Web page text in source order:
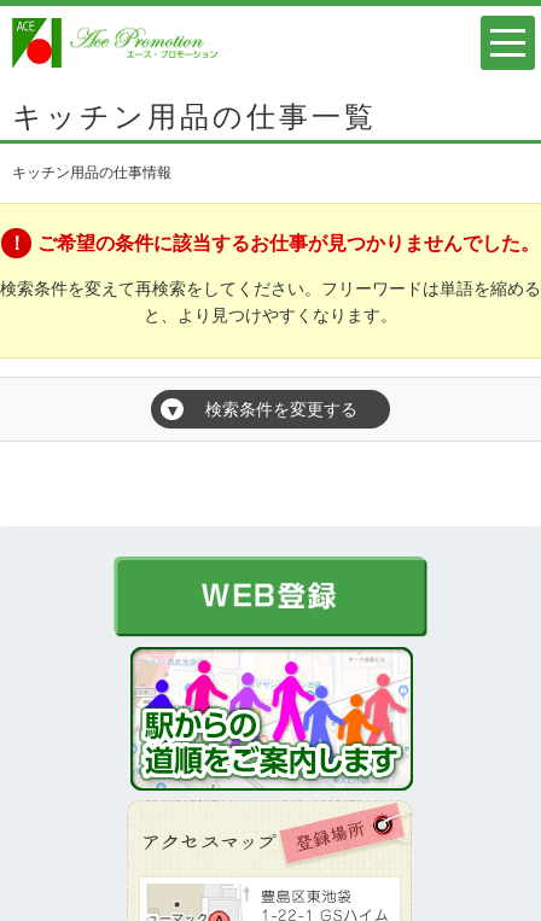
キッチン用品の仕事一覧
キッチン用品の仕事情報
ご希望の条件に該当するお仕事が見つかりませんでした。
検索条件を変えて再検索をしてください。フリーワードは単語を縮める
と、より見つけやすくなります。
▼ 検索条件を変更する